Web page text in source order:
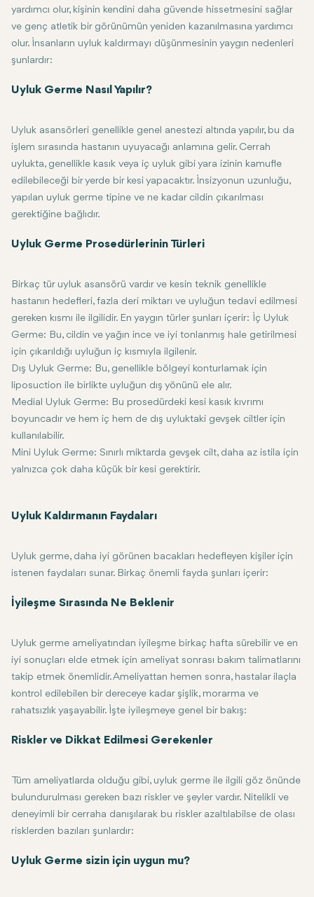
yardımcı olur, kişinin kendini daha güvende hissetmesini sağlar
ve genç atletik bir görünümün yeniden kazanılmasına yardımcı
olur. İnsanların uyluk kaldırmayı düşünmesinin yaygın nedenleri
şunlardır:
Kilo kaybı sonrası: Tipik olarak, büyük kilo kaybından sonra,
Uyluk Germe Nasıl Yapılır?
Uyluk asansörleri genellikle genel anestezi altında yapılır, bu da
işlem sırasında hastanın uyuyacağı anlamına gelir. Cerrah
uylukta, genellikle kasık veya iç uyluk gibi yara izinin kamufle
edilebileceği bir yerde bir kesi yapacaktır. İnsizyonun uzunluğu,
yapılan uyluk germe tipine ve ne kadar cildin çıkarılması
gerektiğine bağlıdır.
Kesi yapıldıktan sonra fazla deri ve yağ dikkatlice alınır ve kalan
Uyluk Germe Prosedürlerinin Türleri
Birkaç tür uyluk asansörü vardır ve kesin teknik genellikle
hastanın hedefleri, fazla deri miktarı ve uyluğun tedavi edilmesi
gereken kısmı ile ilgilidir. En yaygın türler şunları içerir: İç Uyluk
Germe: Bu, cildin ve yağın ince ve iyi tonlanmış hale getirilmesi
için çıkarıldığı uyluğun iç kısmıyla ilgilenir.
Dış Uyluk Germe: Bu, genellikle bölgeyi konturlamak için
liposuction ile birlikte uyluğun dış yönünü ele alır.
Medial Uyluk Germe: Bu prosedürdeki kesi kasık kıvrımı
boyuncadır ve hem iç hem de dış uyluktaki gevşek ciltler için
kullanılabilir.
Mini Uyluk Germe: Sınırlı miktarda gevşek cilt, daha az istila için
yalnızca çok daha küçük bir kesi gerektirir.
Uyluk Kaldırmanın Faydaları
Uyluk germe, daha iyi görünen bacakları hedefleyen kişiler için
istenen faydaları sunar. Birkaç önemli fayda şunları içerir:
Daha iyi konturlar: Uyluk germe, ekstra cilt ve yağın alınmasıyla
İyileşme Sırasında Ne Beklenir
Uyluk germe ameliyatından iyileşme birkaç hafta sürebilir ve en
iyi sonuçları elde etmek için ameliyat sonrası bakım talimatlarını
takip etmek önemlidir. Ameliyattan hemen sonra, hastalar ilaçla
kontrol edilebilen bir dereceye kadar şişlik, morarma ve
rahatsızlık yaşayabilir. İşte iyileşmeye genel bir bakış:
1-2. Hafta: İyileşmenin ilk aşamalarında dinlenmek ve yorucu
Riskler ve Dikkat Edilmesi Gerekenler
Tüm ameliyatlarda olduğu gibi, uyluk germe ile ilgili göz önünde
bulundurulması gereken bazı riskler ve şeyler vardır. Nitelikli ve
deneyimli bir cerraha danışılarak bu riskler azaltılabilse de olası
risklerden bazıları şunlardır:
Enfeksiyon: Herhangi bir cerrahi prosedürle ilişkili doğal bir
Uyluk Germe sizin için uygun mu?